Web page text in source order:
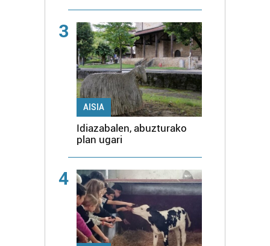
3
AISIA
Idiazabalen, abuzturako
plan ugari
4